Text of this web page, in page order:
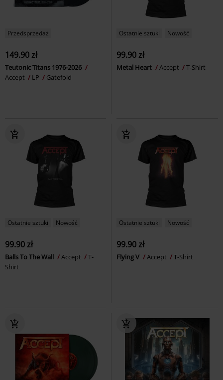
Przedsprzedaż
149.90 zł
Teutonic Titans 1976-2026
Accept
LP Gatefold
Ostatnie sztuki Nowość
99.90 zł
Metal Heart Accept T-Shirt
Ostatnie sztuki Nowość
99.90 zł
Balls To The Wall Accept
T-
Shirt
Ostatnie sztuki Nowość
99.90 zł
Flying V Accept T-Shirt